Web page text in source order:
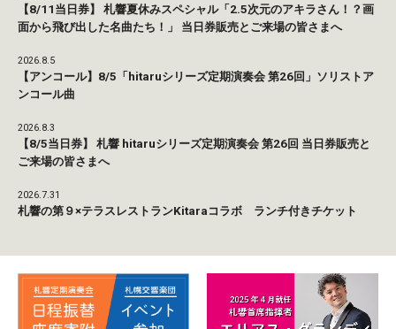
【8/11当日券】 札響夏休みスペシャル「2.5次元のアキラさん！？画
面から飛び出した名曲たち！」 当日券販売とご来場の皆さまへ
2026.8.5
【アンコール】8/5「hitaruシリーズ定期演奏会 第26回」ソリストア
ンコール曲
2026.8.3
【8/5当日券】 札響 hitaruシリーズ定期演奏会 第26回 当日券販売と
ご来場の皆さまへ
2026.7.31
札響の第９×テラスレストランKitaraコラボ ランチ付きチケット